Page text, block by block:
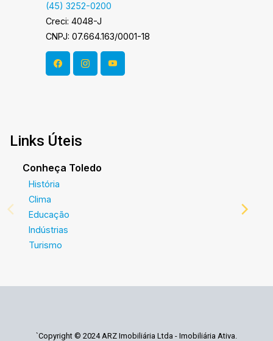
(45) 3252-0200
Creci: 4048-J
CNPJ: 07.664.163/0001-18
Links Úteis
Conheça Toledo
História
Clima
Educação
Indústrias
Turismo
`Copyright © 2024 ARZ Imobiliária Ltda - Imobiliária Ativa.